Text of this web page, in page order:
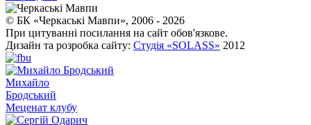
© БК «Черкаські Мавпи», 2006 - 2026
При цитуванні посилання на сайт обов'язкове.
Дизайн та розробка сайту: Студія «SOLASS» 2012
Михайло
Бродський
Меценат клубу